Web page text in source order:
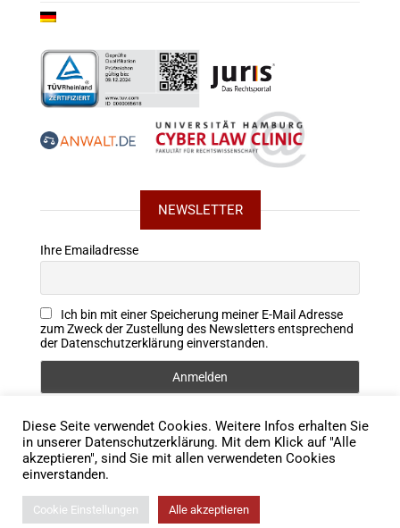
NEWSLETTER
Ihre Emailadresse
Ich bin mit einer Speicherung meiner E-Mail Adresse
zum Zweck der Zustellung des Newsletters entsprechend
der Datenschutzerklärung einverstanden.
FOLLOW US
Diese Seite verwendet Cookies. Weitere Infos erhalten Sie
in unserer Datenschutzerklärung. Mit dem Klick auf "Alle
akzeptieren", sind Sie mit allen verwendeten Cookies
einverstanden.
Cookie Einstellungen Alle akzeptieren